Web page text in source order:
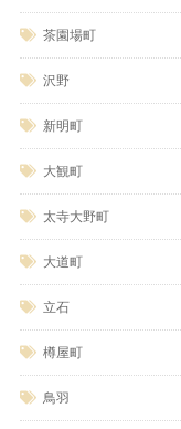
茶園場町
沢野
新明町
大観町
太寺大野町
大道町
立石
樽屋町
鳥羽